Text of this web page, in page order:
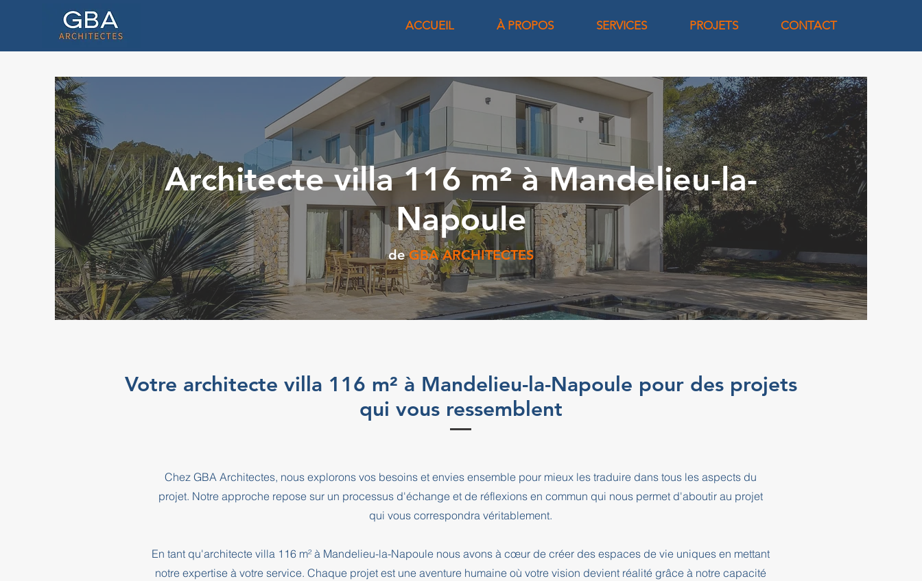
ACCUEIL À PROPOS SERVICES PROJETS CONTACT
Architecte villa 116 m² à Mandelieu-la-
Napoule
de GBA ARCHITECTES
Votre architecte villa 116 m² à Mandelieu-la-Napoule pour des projets
qui vous ressemblent
Chez GBA Architectes, nous explorons vos besoins et envies ensemble pour mieux les traduire dans tous les aspects du
projet. Notre approche repose sur un processus d'échange et de réflexions en commun qui nous permet d'aboutir au projet
qui vous correspondra véritablement.
En tant qu'architecte villa 116 m² à Mandelieu-la-Napoule nous avons à cœur de créer des espaces de vie uniques en mettant
notre expertise à votre service. Chaque projet est une aventure humaine où votre vision devient réalité grâce à notre capacité